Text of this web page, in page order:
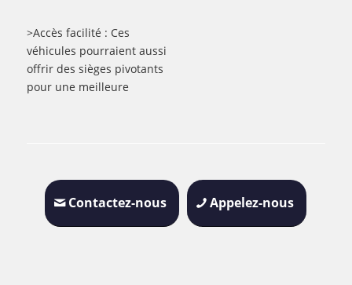
>Accès facilité : Ces
véhicules pourraient aussi
offrir des sièges pivotants
pour une meilleure
Contactez-nous Appelez-nous